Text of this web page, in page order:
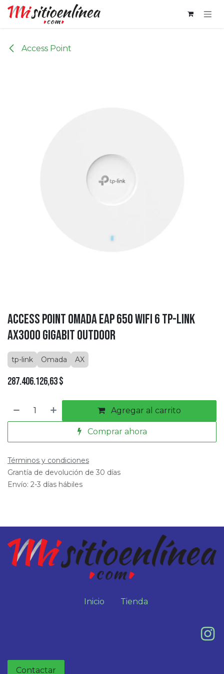
Ir al contenido
Access Point
Access Point OMADA Eap 650 Wifi 6 tp-link
AX3000 Gigabit Outdoor
tp-link Omada AX
287.406.126,63$
Agregar al carrito
Comprar ahora
Términos y condiciones
Grantía de devolución de 30 días
Envío: 2-3 días hábiles
Inicio Tienda
Contactar